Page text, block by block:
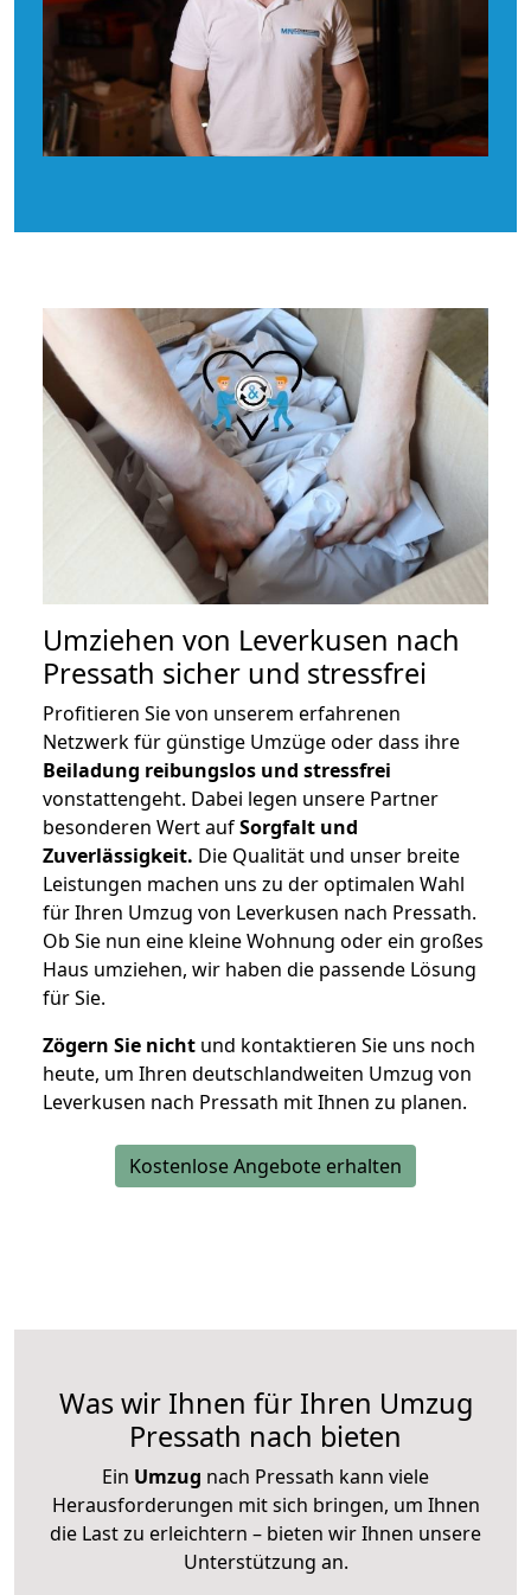
Umziehen von Leverkusen nach
Pressath sicher und stressfrei
Profitieren Sie von unserem erfahrenen
Netzwerk für günstige Umzüge oder dass ihre
Beiladung reibungslos und stressfrei
vonstattengeht. Dabei legen unsere Partner
besonderen Wert aufSorgfalt und
Zuverlässigkeit. Die Qualität und unser breite
Leistungen machen uns zu der optimalen Wahl
für Ihren Umzug von Leverkusen nach Pressath.
Ob Sie nun eine kleine Wohnung oder ein großes
Haus umziehen, wir haben die passende Lösung
für Sie.
Zögern Sie nicht und kontaktieren Sie uns noch
heute, um Ihren deutschlandweiten Umzug von
Leverkusen nach Pressath mit Ihnen zu planen.
Kostenlose Angebote erhalten
Was wir Ihnen für Ihren Umzug
Pressath nach bieten
Ein Umzug nach Pressath kann viele
Herausforderungen mit sich bringen, um Ihnen
die Last zu erleichtern – bieten wir Ihnen unsere
Unterstützung an.